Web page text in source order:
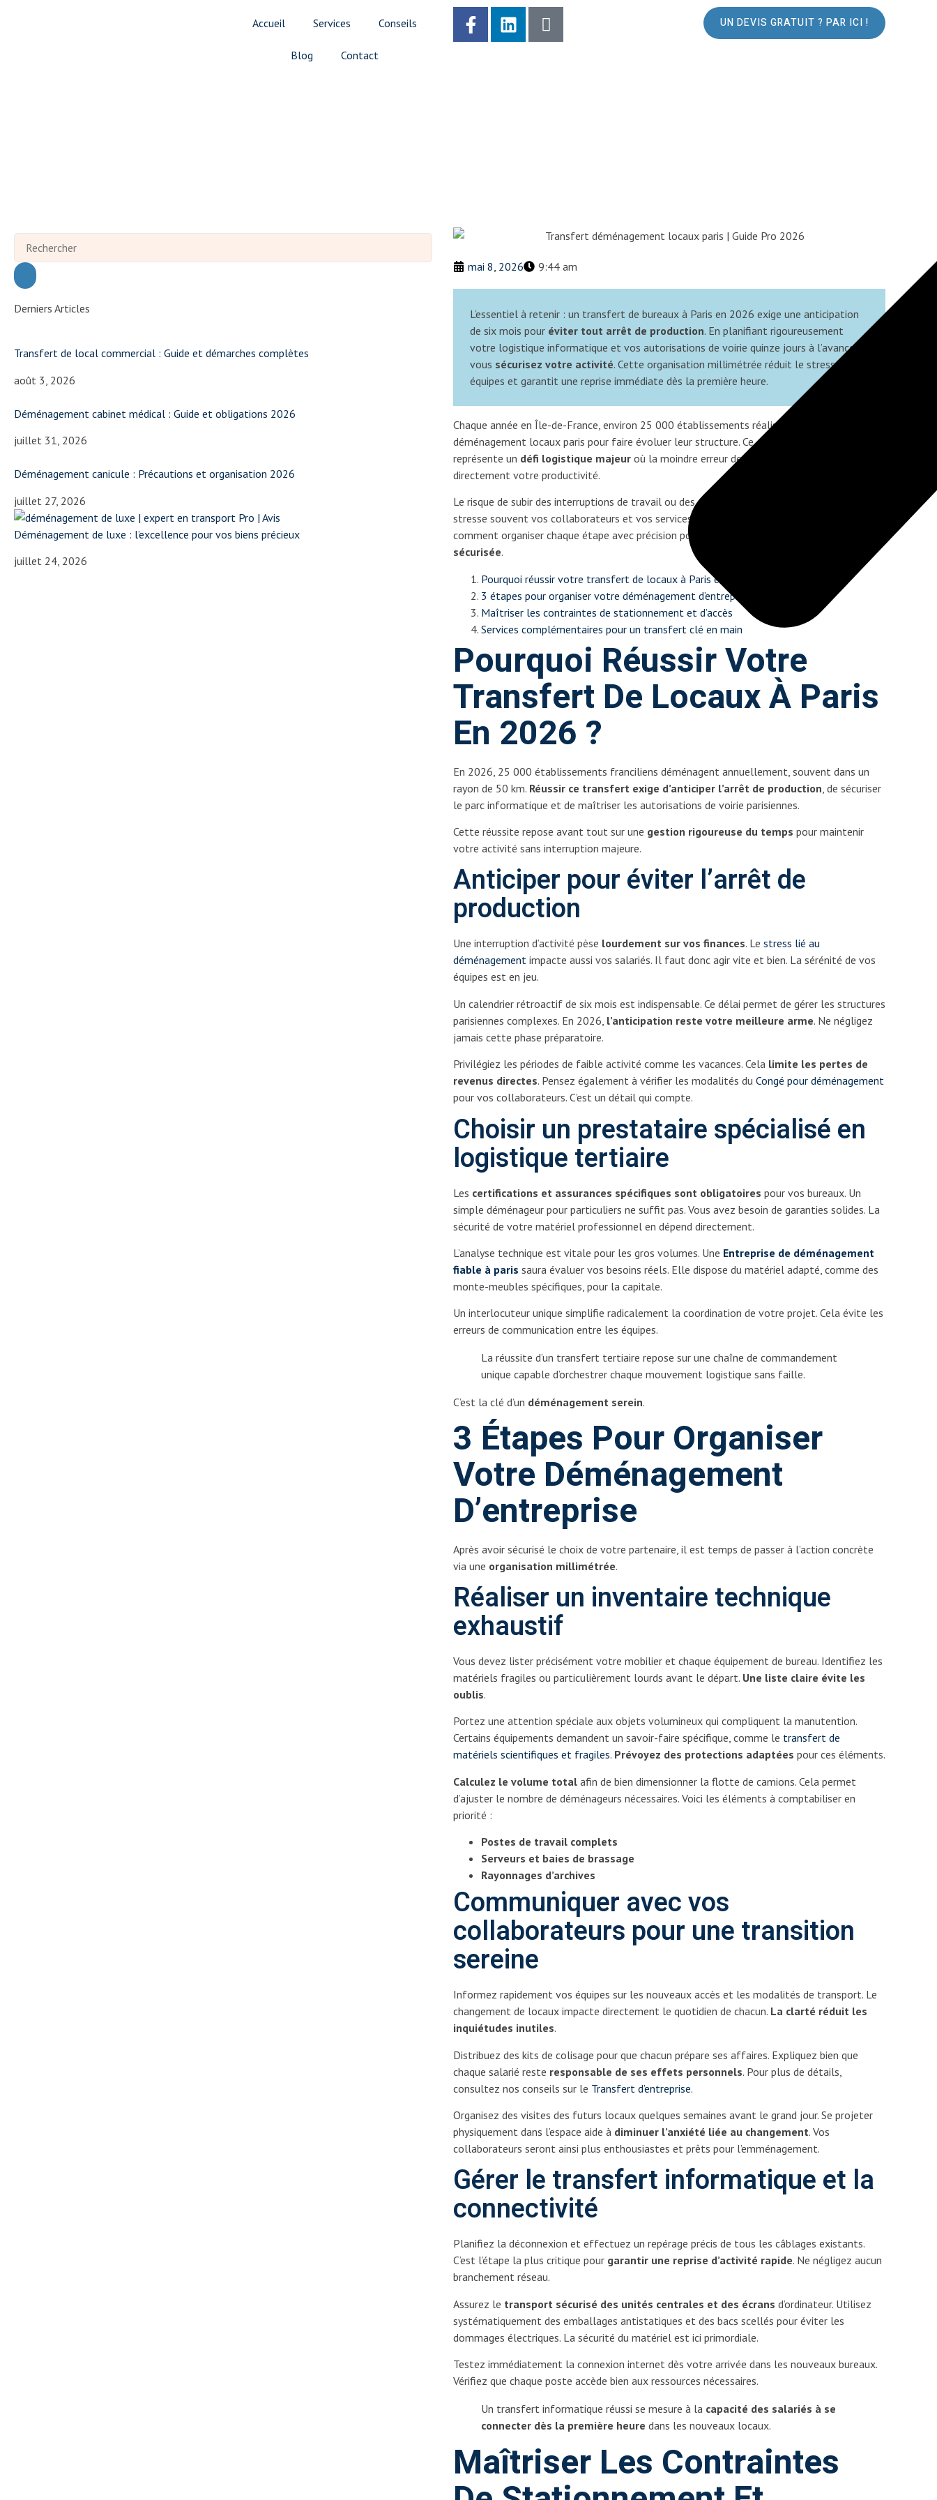
Accueil Services Conseils
Blog Contact
UN DEVIS GRATUIT ? PAR ICI !
Derniers Articles
Transfert de local commercial : Guide et démarches complètes
août 3, 2026
Déménagement cabinet médical : Guide et obligations 2026
juillet 31, 2026
Déménagement canicule : Précautions et organisation 2026
juillet 27, 2026
Déménagement de luxe : l’excellence pour vos biens précieux
juillet 24, 2026
mai 8, 2026 9:44 am
L’essentiel à retenir : un transfert de bureaux à Paris en 2026 exige une anticipation
de six mois pour éviter tout arrêt de production. En planifiant rigoureusement
votre logistique informatique et vos autorisations de voirie quinze jours à l’avance,
vous sécurisez votre activité. Cette organisation millimétrée réduit le stress des
équipes et garantit une reprise immédiate dès la première heure.
Chaque année en Île-de-France, environ 25 000 établissements réalisent un transfert
déménagement locaux paris pour faire évoluer leur structure. Ce changement de siège social
représente un défi logistique majeur où la moindre erreur de planification impacte
directement votre productivité.
Le risque de subir des interruptions de travail ou des pertes de données informatiques
stresse souvent vos collaborateurs et vos services techniques. Cet article vous explique
comment organiser chaque étape avec précision pour garantir une
sécurisée.
Pourquoi réussir votre transfert de locaux à Paris en 2026 ?
3 étapes pour organiser votre déménagement d’entreprise
Maîtriser les contraintes de stationnement et d’accès
Services complémentaires pour un transfert clé en main
Pourquoi Réussir Votre
Transfert De Locaux À Paris
En 2026 ?
En 2026, 25 000 établissements franciliens déménagent annuellement, souvent dans un
rayon de 50 km. Réussir ce transfert exige d’anticiper l’arrêt de production , de sécuriser
le parc informatique et de maîtriser les autorisations de voirie parisiennes.
Cette réussite repose avant tout sur une gestion rigoureuse du temps pour maintenir
votre activité sans interruption majeure.
Anticiper pour éviter l’arrêt de
production
Une interruption d’activité pèse lourdement sur vos finances. Le stress lié au
déménagement impacte aussi vos salariés. Il faut donc agir vite et bien. La sérénité de vos
équipes est en jeu.
Un calendrier rétroactif de six mois est indispensable. Ce délai permet de gérer les structures
parisiennes complexes. En 2026, l’anticipation reste votre meilleure arme. Ne négligez
jamais cette phase préparatoire.
Privilégiez les périodes de faible activité comme les vacances. Cela limite les pertes de
revenus directes. Pensez également à vérifier les modalités du Congé pour déménagement
pour vos collaborateurs. C’est un détail qui compte.
Choisir un prestataire spécialisé en
logistique tertiaire
Les certifications et assurances spécifiques sont obligatoires pour vos bureaux. Un
simple déménageur pour particuliers ne suffit pas. Vous avez besoin de garanties solides. La
sécurité de votre matériel professionnel en dépend directement.
L’analyse technique est vitale pour les gros volumes. Une Entreprise de déménagement
fiable à paris saura évaluer vos besoins réels. Elle dispose du matériel adapté, comme des
monte-meubles spécifiques, pour la capitale.
Un interlocuteur unique simplifie radicalement la coordination de votre projet. Cela évite les
erreurs de communication entre les équipes.
La réussite d’un transfert tertiaire repose sur une chaîne de commandement
unique capable d’orchestrer chaque mouvement logistique sans faille.
C’est la clé d’un déménagement serein.
3 Étapes Pour Organiser
Votre Déménagement
D’entreprise
Après avoir sécurisé le choix de votre partenaire, il est temps de passer à l’action concrète
via une organisation millimétrée.
Réaliser un inventaire technique
exhaustif
Vous devez lister précisément votre mobilier et chaque équipement de bureau. Identifiez les
matériels fragiles ou particulièrement lourds avant le départ. Une liste claire évite les
oublis.
Portez une attention spéciale aux objets volumineux qui compliquent la manutention.
Certains équipements demandent un savoir-faire spécifique, comme le transfert de
matériels scientifiques et fragiles. Prévoyez des protections adaptées pour ces éléments.
Calculez le volume total afin de bien dimensionner la flotte de camions. Cela permet
d’ajuster le nombre de déménageurs nécessaires. Voici les éléments à comptabiliser en
priorité :
Postes de travail complets
Serveurs et baies de brassage
Rayonnages d’archives
Communiquer avec vos
collaborateurs pour une transition
sereine
Informez rapidement vos équipes sur les nouveaux accès et les modalités de transport. Le
changement de locaux impacte directement le quotidien de chacun. La clarté réduit les
inquiétudes inutiles.
Distribuez des kits de colisage pour que chacun prépare ses affaires. Expliquez bien que
chaque salarié reste responsable de ses effets personnels. Pour plus de détails,
consultez nos conseils sur le Transfert d’entreprise.
Organisez des visites des futurs locaux quelques semaines avant le grand jour. Se projeter
physiquement dans l’espace aide à diminuer l’anxiété liée au changement. Vos
collaborateurs seront ainsi plus enthousiastes et prêts pour l’emménagement.
Gérer le transfert informatique et la
connectivité
Planifiez la déconnexion et effectuez un repérage précis de tous les câblages existants.
C’est l’étape la plus critique pour garantir une reprise d’activité rapide. Ne négligez aucun
branchement réseau.
Assurez le transport sécurisé des unités centrales et des écrans d’ordinateur. Utilisez
systématiquement des emballages antistatiques et des bacs scellés pour éviter les
dommages électriques. La sécurité du matériel est ici primordiale.
Testez immédiatement la connexion internet dès votre arrivée dans les nouveaux bureaux.
Vérifiez que chaque poste accède bien aux ressources nécessaires.
Un transfert informatique réussi se mesure à la capacité des salariés à se
connecter dès la première heure dans les nouveaux locaux.
Maîtriser Les Contraintes